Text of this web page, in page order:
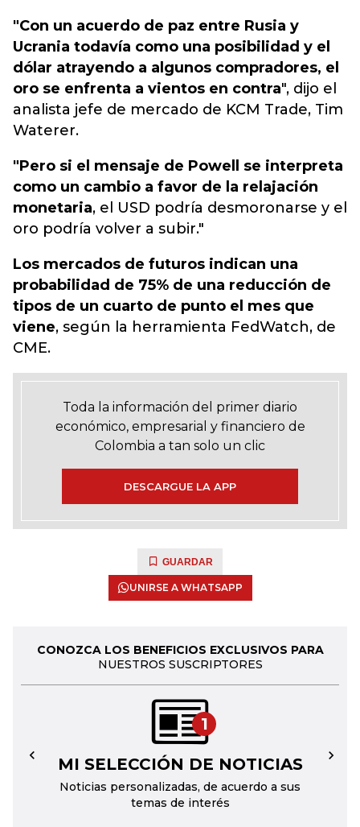
"Con un acuerdo de paz entre Rusia y
Ucrania todavía como una posibilidad y el
dólar atrayendo a algunos compradores, el
oro se enfrenta a vientos en contra", dijo el
analista jefe de mercado de KCM Trade, Tim
Waterer.
"Pero si el mensaje de Powell se interpreta
como un cambio a favor de la relajación
monetaria, el USD podría desmoronarse y el
oro podría volver a subir."
Los mercados de futuros indican una
probabilidad de 75% de una reducción de
tipos de un cuarto de punto el mes que
viene, según la herramienta FedWatch, de
CME.
Toda la información del primer diario
económico, empresarial y financiero de
Colombia a tan solo un clic
DESCARGUE LA APP
GUARDAR
UNIRSE A WHATSAPP
CONOZCA LOS BENEFICIOS EXCLUSIVOS PARA
NUESTROS SUSCRIPTORES
1
MI SELECCIÓN DE NOTICIAS
Noticias personalizadas, de acuerdo a sus
temas de interés
← →